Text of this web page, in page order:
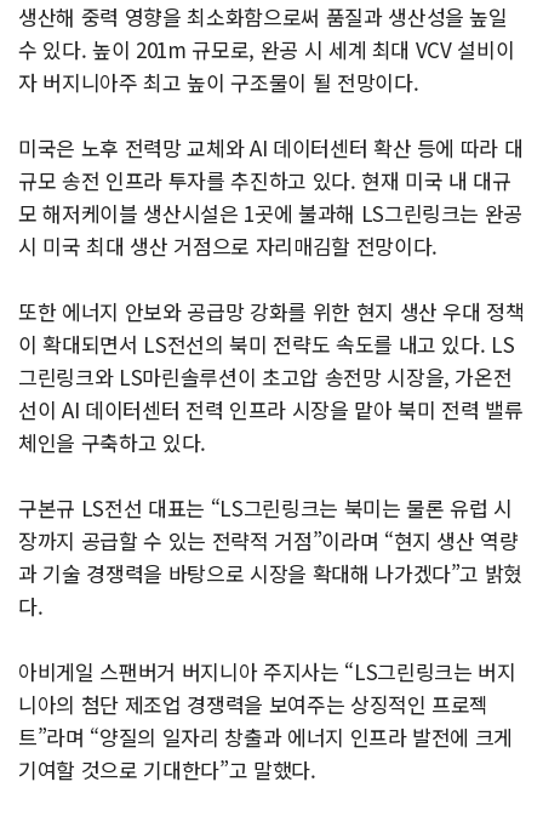
생산해 중력 영향을 최소화함으로써 품질과 생산성을 높일
수 있다. 높이 201m 규모로, 완공 시 세계 최대 VCV 설비이
자 버지니아주 최고 높이 구조물이 될 전망이다.
미국은 노후 전력망 교체와 AI 데이터센터 확산 등에 따라 대
규모 송전 인프라 투자를 추진하고 있다. 현재 미국 내 대규
모 해저케이블 생산시설은 1곳에 불과해 LS그린링크는 완공
시 미국 최대 생산 거점으로 자리매김할 전망이다.
또한 에너지 안보와 공급망 강화를 위한 현지 생산 우대 정책
이 확대되면서 LS전선의 북미 전략도 속도를 내고 있다. LS
그린링크와 LS마린솔루션이 초고압 송전망 시장을, 가온전
선이 AI 데이터센터 전력 인프라 시장을 맡아 북미 전력 밸류
체인을 구축하고 있다.
구본규 LS전선 대표는 “LS그린링크는 북미는 물론 유럽 시
장까지 공급할 수 있는 전략적 거점”이라며 “현지 생산 역량
과 기술 경쟁력을 바탕으로 시장을 확대해 나가겠다”고 밝혔
다.
아비게일 스팬버거 버지니아 주지사는 “LS그린링크는 버지
니아의 첨단 제조업 경쟁력을 보여주는 상징적인 프로젝
트”라며 “양질의 일자리 창출과 에너지 인프라 발전에 크게
기여할 것으로 기대한다”고 말했다.